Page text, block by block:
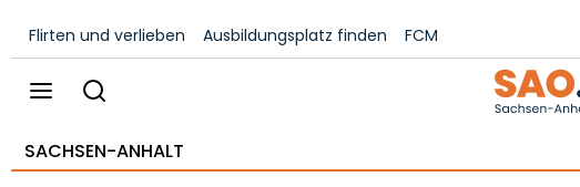
Flirten und verlieben Ausbildungsplatz finden FCM
SACHSEN-ANHALT